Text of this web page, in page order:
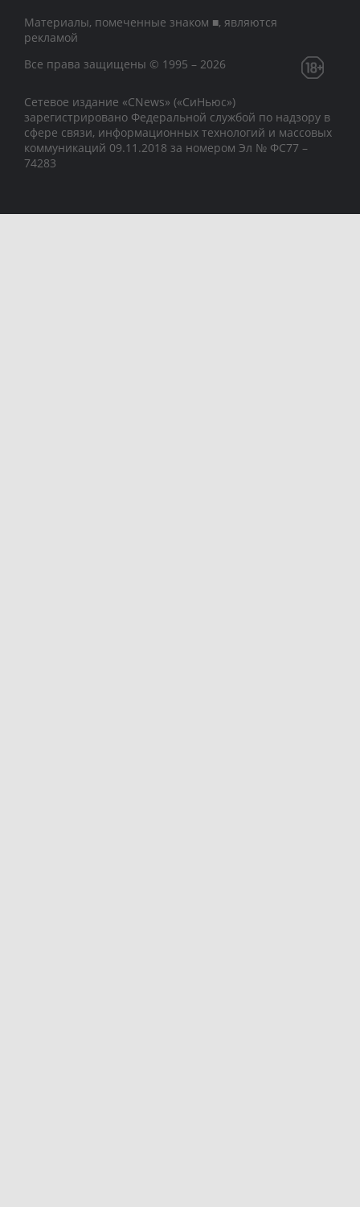
Материалы, помеченные знаком ■, являются
рекламой
Все права защищены © 1995 – 2026
Сетевое издание «CNews» («СиНьюс»)
зарегистрировано Федеральной службой по надзору в
сфере связи, информационных технологий и массовых
коммуникаций 09.11.2018 за номером Эл № ФС77 –
74283